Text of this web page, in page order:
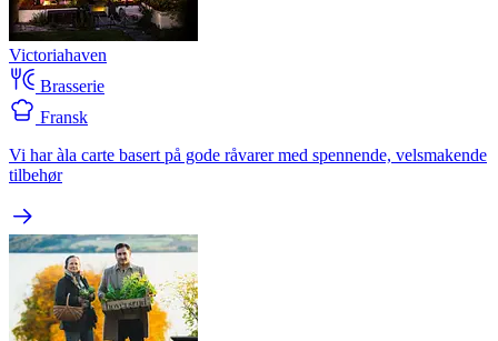
Victoriahaven
Brasserie
Fransk
Vi har àla carte basert på gode råvarer med spennende, velsmakende
tilbehør